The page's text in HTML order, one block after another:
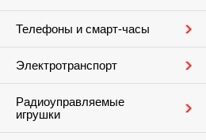
Телефоны и смарт-часы
Электротранспорт
Радиоуправляемые
игрушки